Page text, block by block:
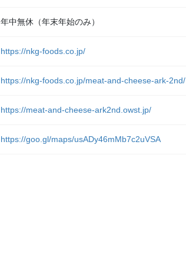
年中無休（年末年始のみ）
https://nkg-foods.co.jp/
https://nkg-foods.co.jp/meat-and-cheese-ark-2nd/
https://meat-and-cheese-ark2nd.owst.jp/
https://goo.gl/maps/usADy46mMb7c2uVSA